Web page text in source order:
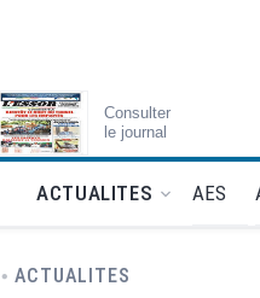
Consulter
le journal
À LA PAGE D’ACCUEIL DE
ACTUALITES AES
ACTUALITES